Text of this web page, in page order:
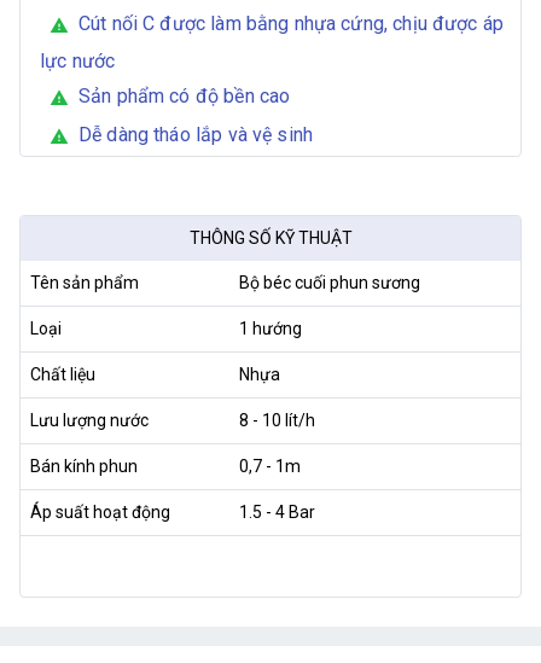
warning
Cút nối C được làm bằng nhựa cứng, chịu được áp
lực nước
warning Sản phẩm có độ bền cao
warning Dễ dàng tháo lắp và vệ sinh
THÔNG SỐ KỸ THUẬT
Tên sản phẩm Bộ béc cuối phun sương
Loại 1 hướng
Chất liệu Nhựa
Lưu lượng nước 8 - 10 lít/h
Bán kính phun 0,7 - 1m
Áp suất hoạt động 1.5 - 4 Bar